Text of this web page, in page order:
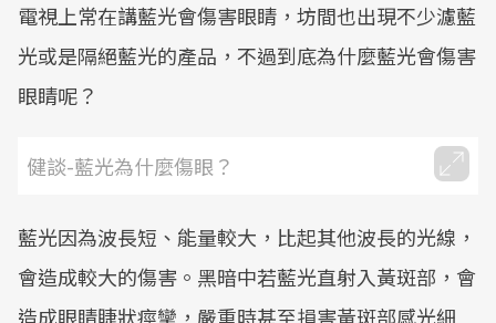
電視上常在講藍光會傷害眼睛，坊間也出現不少濾藍
光或是隔絕藍光的產品，不過到底為什麼藍光會傷害
眼睛呢？
健談-藍光為什麼傷眼？
藍光因為波長短、能量較大，比起其他波長的光線，
會造成較大的傷害。黑暗中若藍光直射入黃斑部，會
造成眼睛睫狀痙攣，嚴重時甚至損害黃斑部感光細